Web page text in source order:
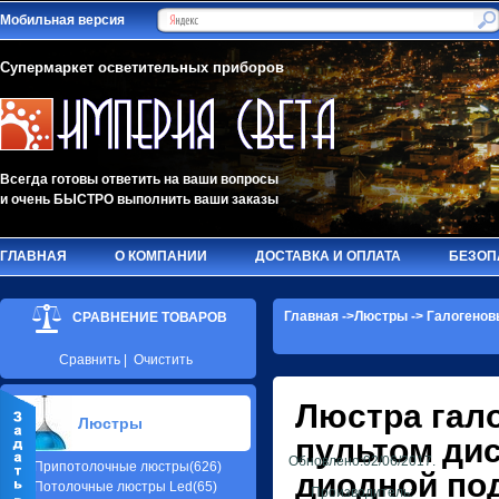
Мобильная версия
Супермаркет осветительных приборов
Всегда готовы ответить на ваши вопросы
и очень БЫСТРО выполнить ваши заказы
ГЛАВНАЯ О КОМПАНИИ ДОСТАВКА И ОПЛАТА
Главная ->Люстры ->
Люстра
пультом
диодной
Обновлено:02/06/2017.
Производитель:
СРАВНЕНИЕ ТОВАРОВ
Сравнить Очистить
Люстры
Припотолочные люстры(626)
Потолочные люстры Led(65)